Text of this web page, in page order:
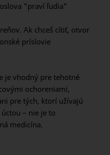
"praví ľudia"
Ak chceš cítiť, otvor
príslovie
je vhodný pre tehotné
ochoreniami,
pre tých, ktorí užívajú
– nie je to
medicína.